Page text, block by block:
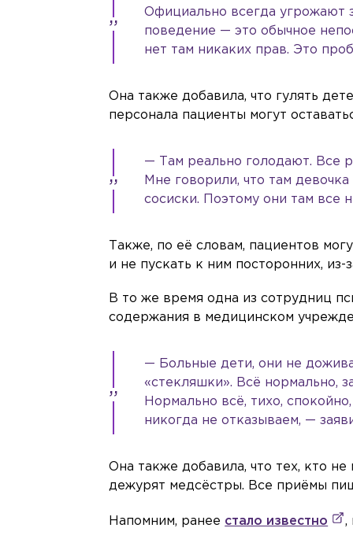
Официально всегда угрожают
поведение — это обычное
нет там никаких прав. Это
Она также добавила, что гулять
персонала пациенты могут
— Там реально голодают. Все
Мне говорили, что там
сосиски. Поэтому они там все
Также, по её словам, пациентов
и не пускать к ним посторонних,
В то же время одна из сотрудниц
содержания в медицинском
— Больные дети, они не
«стекляшки». Всё нормально,
Нормально всё, тихо,
никогда не отказываем, —
Она также добавила, что тех, кто
дежурят медсёстры. Все приёмы
Напомним, ранее стало известно ,